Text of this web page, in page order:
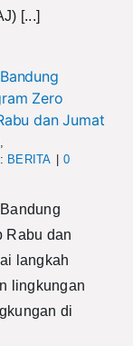
[...]
Zero
dan Jumat
BERITA
0
Rabu dan
langkah
lingkungan
di